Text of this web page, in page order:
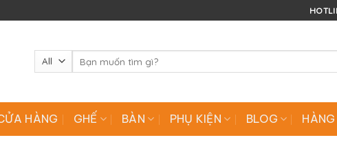
kiếm:
HÀNG GHẾ BÀN PHỤ KIỆN BLOG